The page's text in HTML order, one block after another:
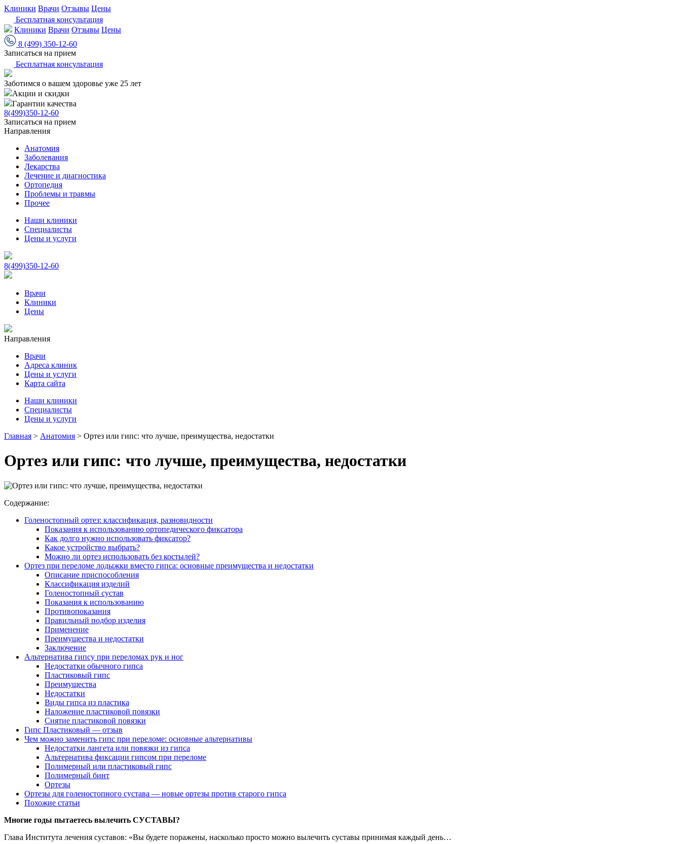
Клиники Врачи Отзывы Цены
Бесплатная консультация
Клиники Врачи Отзывы Цены
8 (499) 350-12-60
Записаться на прием
Бесплатная консультация
Заботимся о вашем здоровье уже 25 лет
Акции и скидки
Гарантии качества
8(499)350-12-60
Записаться на прием
Направления
Анатомия
Заболевания
Лекарства
Лечение и диагностика
Ортопедия
Проблемы и травмы
Прочее
Наши клиники
Специалисты
Цены и услуги
8(499)350-12-60
Врачи
Клиники
Цены
Направления
Врачи
Адреса клиник
Цены и услуги
Карта сайта
Наши клиники
Специалисты
Цены и услуги
Главная > Анатомия > Ортез или гипс: что лучше, преимущества, недостатки
Ортез или гипс: что лучше, преимущества, недостатки
Содержание:
Голеностопный ортез: классификация, разновидности
Показания к использованию ортопедического фиксатора
Как долго нужно использовать фиксатор?
Какое устройство выбрать?
Можно ли ортез использовать без костылей?
Ортез при переломе лодыжки вместо гипса: основные преимущества и недостатки
Описание приспособления
Классификация изделий
Голеностопный сустав
Показания к использованию
Противопоказания
Правильный подбор изделия
Применение
Преимущества и недостатки
Заключение
Альтернатива гипсу при переломах рук и ног
Недостатки обычного гипса
Пластиковый гипс
Преимущества
Недостатки
Виды гипса из пластика
Наложение пластиковой повязки
Снятие пластиковой повязки
Гипс Пластиковый — отзыв
Чем можно заменить гипс при переломе: основные альтернативы
Недостатки лангета или повязки из гипса
Альтернатива фиксации гипсом при переломе
Полимерный или пластиковый гипс
Полимерный бинт
Ортезы
Ортезы для голеностопного сустава — новые ортезы против старого гипса
Похожие статьи
Многие годы пытаетесь вылечить СУСТАВЫ?
Глава Института лечения суставов: «Вы будете поражены, насколько просто можно вылечить суставы принимая каждый день…